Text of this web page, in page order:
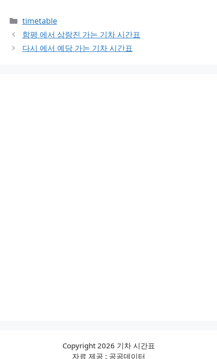
Categories
timetable
함평 에서 삼랑진 가는 기차 시간표
다시 에서 예당 가는 기차 시간표
Copyright 2026 기차 시간표
자료 제공 : 공공데이터